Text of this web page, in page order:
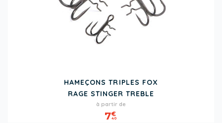
HAMEÇONS TRIPLES FOX
RAGE STINGER TREBLE
Prix
à partir de
7€
40